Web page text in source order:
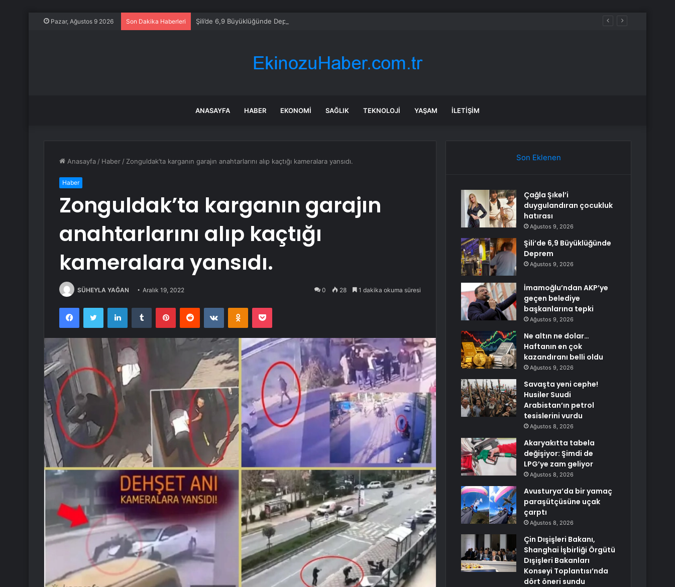
Pazar, Ağustos 9 2026 Son Dakika Haberleri Şili’de 6,9 Büyüklüğünde Deprem
ANASAYFA HABER EKONOMI SAĞLIK TEKNOLOJI YAŞAM İLETIŞIM
Anasayfa / Haber / Zonguldak’ta karganın garajın anahtarlarını alıp kaçtığı kameralara yansıdı.
Haber
Zonguldak’ta karganın garajın
anahtarlarını alıp kaçtığı
kameralara yansıdı.
SÜHEYLA YAĞAN Aralık 19, 2022 0 28 1 dakika okuma süresi
FacebookTwitter LinkedInTumblr PinterestReddit VKontakteOdnoklassniki
Pocket
Son Eklenen
Çağla Şıkel’i
duygulandıran çocukluk
hatırası
Ağustos 9, 2026
Şili’de 6,9 Büyüklüğünde
Deprem
Ağustos 9, 2026
İmamoğlu’ndan AKP’ye
geçen belediye
başkanlarına tepki
Ağustos 9, 2026
Ne altın ne dolar…
Haftanın en çok
kazandıranı belli oldu
Ağustos 9, 2026
Savaşta yeni cephe!
Husiler Suudi
Arabistan’ın petrol
tesislerini vurdu
Ağustos 8, 2026
Akaryakıtta tabela
değişiyor: Şimdi de
LPG’ye zam geliyor
Ağustos 8, 2026
Avusturya’da bir yamaç
paraşütçüsüne uçak
çarptı
Ağustos 8, 2026
Çin Dışişleri Bakanı,
Shanghai İşbirliği Örgütü
Dışişleri Bakanları
Konseyi Toplantısı’nda
dört öneri sundu